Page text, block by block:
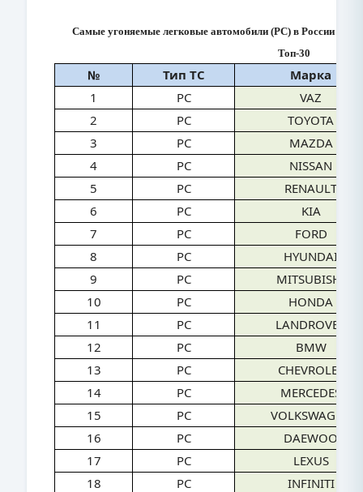
Самые угоняемые легковые автомобили (PC) в России за
Топ-30
№ Тип ТС
Марка
1
PC
VAZ
2
PC
TOYOTA
3
PC
MAZDA
4
PC
NISSAN
5
PC
RENAULT
6
PC
KIA
7
PC
FORD
8
PC
HYUNDAI
9
PC
MITSUBISHI
10
PC
HONDA
11
PC
LANDROVER
12
PC
BMW
13
PC
CHEVROLET
14
PC
MERCEDES
15
PC
VOLKSWAGEN
16
PC
DAEWOO
17
PC
LEXUS
18
PC
INFINITI